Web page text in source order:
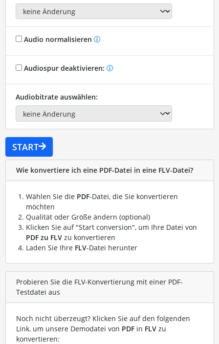
Audio normalisieren
Audiospur deaktivieren:
Audiobitrate auswählen:
START
Wie konvertiere ich eine PDF-Datei in eine FLV-Datei?
Wählen Sie die PDF-Datei, die Sie konvertieren
möchten
Qualität oder Größe ändern (optional)
Klicken Sie auf "Start conversion", um Ihre Datei von
PDF zu FLVzu konvertieren
Laden Sie Ihre FLV-Datei herunter
Probieren Sie die FLV-Konvertierung mit einer PDF-
Testdatei aus
Noch nicht überzeugt? Klicken Sie auf den folgenden
Link, um unsere Demodatei von PDFin FLVzu
konvertieren: